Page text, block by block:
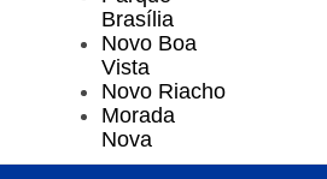
Brasília
Novo Boa
Vista
Novo Riacho
Morada
Nova